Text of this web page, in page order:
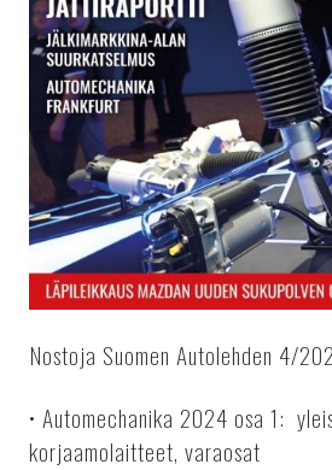
Nostoja Suomen Autolehden 4/
• Automechanika 2024 osa 1:
korjaamolaitteet, varaosat